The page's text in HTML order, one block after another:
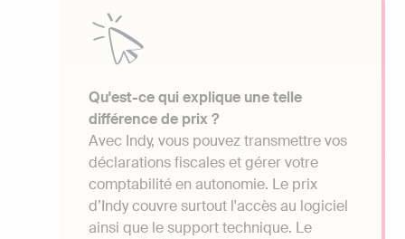
Qu'est-ce qui explique une telle
différence de prix ?
Avec Indy, vous pouvez transmettre vos
déclarations fiscales et gérer votre
comptabilité en autonomie. Le prix
d’Indy couvre surtout l'accès au logiciel
ainsi que le support technique. Le